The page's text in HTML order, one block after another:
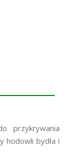
przykrywania
hodowli bydła i